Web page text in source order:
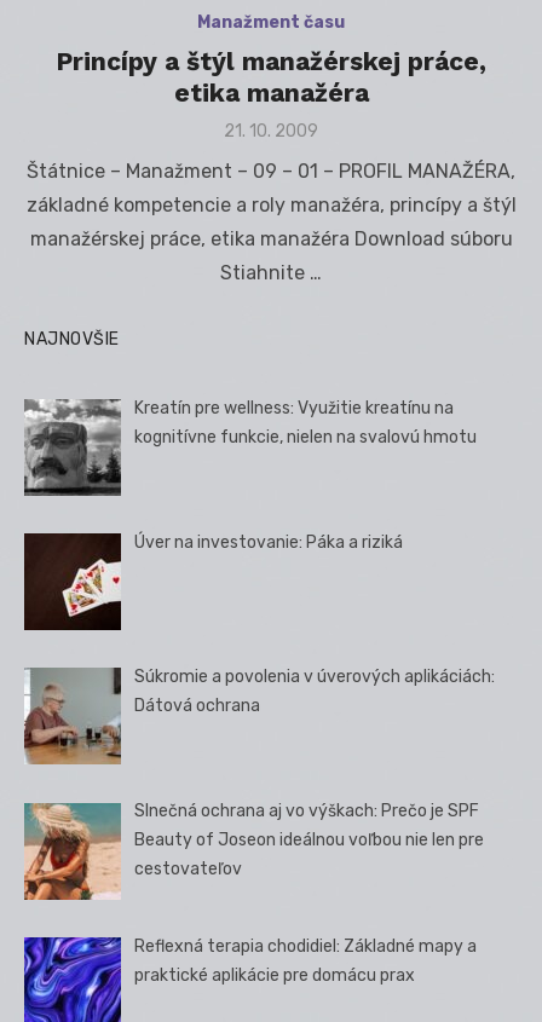
Manažment času
Princípy a štýl manažérskej práce,
etika manažéra
Posted
21. 10. 2009
Štátnice – Manažment – 09 – 01 – PROFIL MANAŽÉRA,
základné kompetencie a roly manažéra, princípy a štýl
manažérskej práce, etika manažéra Download súboru
Stiahnite …
NAJNOVŠIE
Kreatín pre wellness: Využitie kreatínu na
kognitívne funkcie, nielen na svalovú hmotu
Úver na investovanie: Páka a riziká
Súkromie a povolenia v úverových aplikáciách:
Dátová ochrana
Slnečná ochrana aj vo výškach: Prečo je SPF
Beauty of Joseon ideálnou voľbou nie len pre
cestovateľov
Reflexná terapia chodidiel: Základné mapy a
praktické aplikácie pre domácu prax